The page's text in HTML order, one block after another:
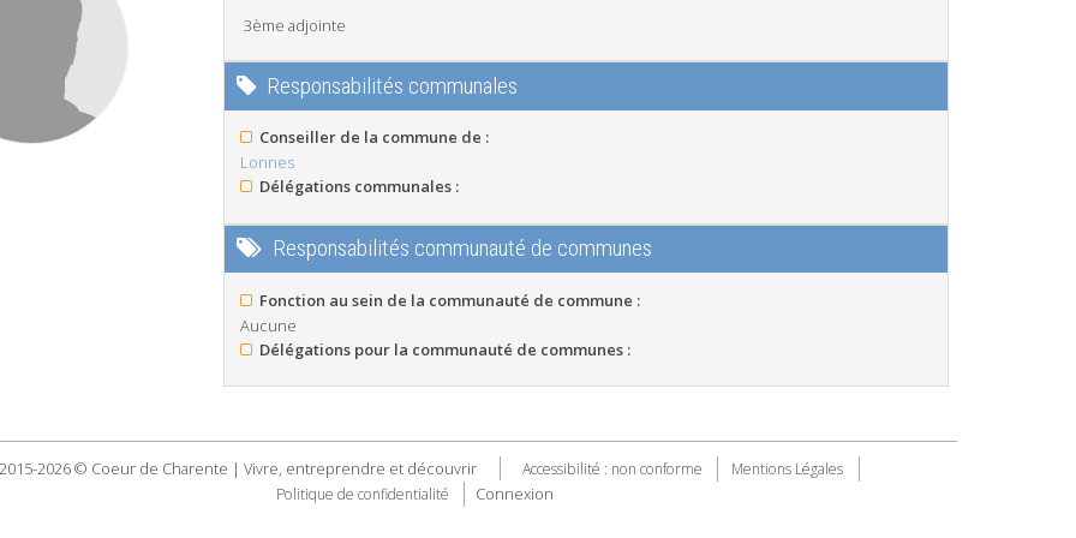
3ème adjointe
Responsabilités communales
Conseiller de la commune de :
Lonnes
Délégations communales :
Responsabilités communauté de communes
Fonction au sein de la communauté de commune :
Aucune
Délégations pour la communauté de communes :
2026 © Coeur de Charente | Vivre, entreprendre et découvrir Accessibilité : non conforme
Mentions Légales
Politique de confidentialité
Connexion